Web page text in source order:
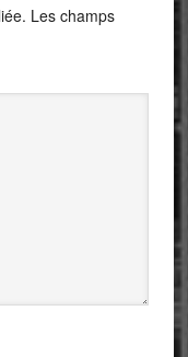
Les champs